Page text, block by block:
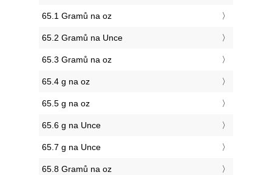
65.1 Gramů na oz
65.2 Gramů na Unce
65.3 Gramů na oz
65.4 g na oz
65.5 g na oz
65.6 g na Unce
65.7 g na Unce
65.8 Gramů na oz